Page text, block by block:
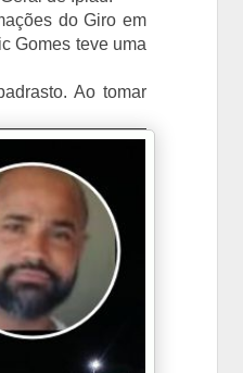
do Giro em
Gomes teve uma
Ao tomar